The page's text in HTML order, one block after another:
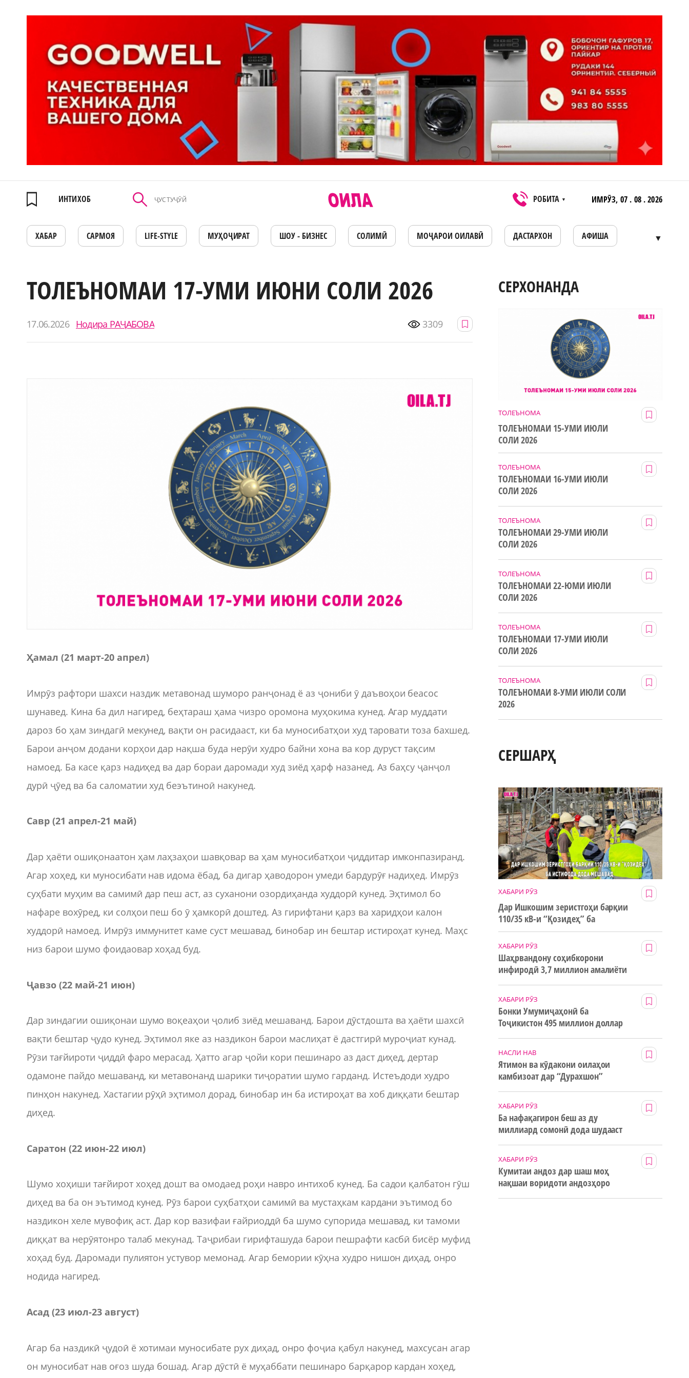
ИНТИХОБ РОБИТА ▼ ИМРӮЗ, 07 . 08 . 2026
ХАБАР САРМОЯ LIFE-STYLE МУҲОҶИРАТ ШОУ - БИЗНЕС СОЛИМӢ МОҶАРОИ ОИЛАВӢ ДАСТАРХОН АФИША ▼
ТОЛЕЪНОМАИ 17-УМИ ИЮНИ СОЛИ 2026
17.06.2026 Нодира РАҶАБОВА 3309
Ҳамал (21 март-20 апрел)
Имрӯз рафтори шахси наздик метавонад шуморо ранҷонад ё аз ҷониби ӯ даъвоҳои беасос
шунавед. Кина ба дил нагиред, беҳтараш ҳама чизро оромона муҳокима кунед. Агар муддати
дароз бо ҳам зиндагӣ мекунед, вақти он расидааст, ки ба муносибатҳои худ таровати тоза бахшед.
Барои анҷом додани корҳои дар нақша буда нерӯи худро байни хона ва кор дуруст тақсим
намоед. Ба касе қарз надиҳед ва дар бораи даромади худ зиёд ҳарф назанед. Аз баҳсу ҷанҷол
дурӣ ҷӯед ва ба саломатии худ беэътиноӣ накунед.
Савр (21 апрел-21 май)
Дар ҳаёти ошиқонаатон ҳам лаҳзаҳои шавқовар ва ҳам муносибатҳои ҷиддитар имконпазиранд.
Агар хоҳед, ки муносибати нав идома ёбад, ба дигар ҳаводорон умеди бардурӯғ надиҳед. Имрӯз
суҳбати муҳим ва самимӣ дар пеш аст, аз суханони озордиҳанда худдорӣ кунед. Эҳтимол бо
нафаре вохӯред, ки солҳои пеш бо ӯ ҳамкорӣ доштед. Аз гирифтани қарз ва харидҳои калон
худдорӣ намоед. Имрӯз иммунитет каме суст мешавад, бинобар ин бештар истироҳат кунед. Маҳc
низ барои шумо фоидаовар хоҳад буд.
Ҷавзо (22 май-21 июн)
Дар зиндагии ошиқонаи шумо воқеаҳои ҷолиб зиёд мешаванд. Барои дӯстдошта ва ҳаёти шахсӣ
вақти бештар ҷудо кунед. Эҳтимол яке аз наздикон барои маслиҳат ё дастгирӣ муроҷиат кунад.
Рӯзи тағйироти ҷиддӣ фаро мерасад. Ҳатто агар ҷойи кори пешинаро аз даст диҳед, дертар
одамоне пайдо мешаванд, ки метавонанд шарики тиҷоратии шумо гарданд. Истеъдоди худро
пинҳон накунед. Хастагии рӯҳӣ эҳтимол дорад, бинобар ин ба истироҳат ва хоб диққати бештар
диҳед.
Саратон (22 июн-22 июл)
Шумо хоҳиши тағйирот хоҳед дошт ва омодаед роҳи навро интихоб кунед. Ба садои қалбатон гӯш
диҳед ва ба он эътимод кунед. Рӯз барои суҳбатҳои самимӣ ва мустаҳкам кардани эътимод бо
наздикон хеле мувофиқ аст. Дар кор вазифаи ғайриоддӣ ба шумо супорида мешавад, ки тамоми
диққат ва нерӯятонро талаб мекунад. Таҷрибаи гирифташуда барои пешрафти касбӣ бисёр муфид
хоҳад буд. Даромади пулиятон устувор мемонад. Агар бемории кӯҳна худро нишон диҳад, онро
нодида нагиред.
Асад (23 июл-23 август)
Агар ба наздикӣ ҷудоӣ ё хотимаи муносибате рух диҳад, онро фоҷиа қабул накунед, махсусан агар
он муносибат нав оғоз шуда бошад. Агар дӯстӣ ё муҳаббати пешинаро барқарор кардан хоҳед,
СЕРХОНАНДА
ТОЛЕЪНОМА
ТОЛЕЪНОМАИ 15-УМИ ИЮЛИ
СОЛИ 2026
ТОЛЕЪНОМА
ТОЛЕЪНОМАИ 16-УМИ ИЮЛИ
СОЛИ 2026
ТОЛЕЪНОМА
ТОЛЕЪНОМАИ 29-УМИ ИЮЛИ
СОЛИ 2026
ТОЛЕЪНОМА
ТОЛЕЪНОМАИ 22-ЮМИ ИЮЛИ
СОЛИ 2026
ТОЛЕЪНОМА
ТОЛЕЪНОМАИ 17-УМИ ИЮЛИ
СОЛИ 2026
ТОЛЕЪНОМА
ТОЛЕЪНОМАИ 8-УМИ ИЮЛИ СОЛИ
2026
СЕРШАРҲ
ХАБАРИ РӮЗ
Дар Ишкошим зеристгоҳи барқии
110/35 кВ-и “Қозидеҳ” ба
истифода дода мешавад
ХАБАРИ РӮЗ
Шаҳрвандону соҳибкорони
инфиродӣ 3,7 миллион амалиёти
ХАБАРИ РӮЗ
Бонки Умумиҷаҳонӣ ба
Тоҷикистон 495 миллион доллар
НАСЛИ НАВ
Ятимон ва кӯдакони оилаҳои
камбизоат дар “Дурахшон”
ХАБАРИ РӮЗ
Ба нафақагирон беш аз ду
миллиард сомонӣ дода шудааст
ХАБАРИ РӮЗ
Кумитаи андоз дар шаш моҳ
нақшаи воридоти андозҳоро